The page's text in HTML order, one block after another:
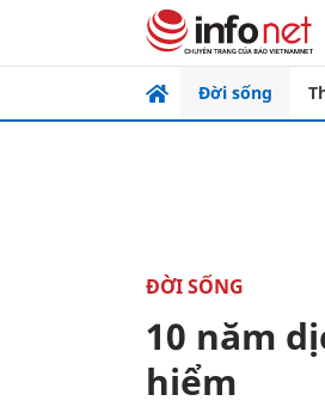
Đời sống
ĐỜI SỐNG
10 năm
hiểm